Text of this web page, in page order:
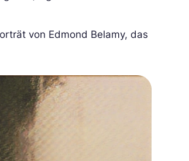
von Edmond Belamy, das